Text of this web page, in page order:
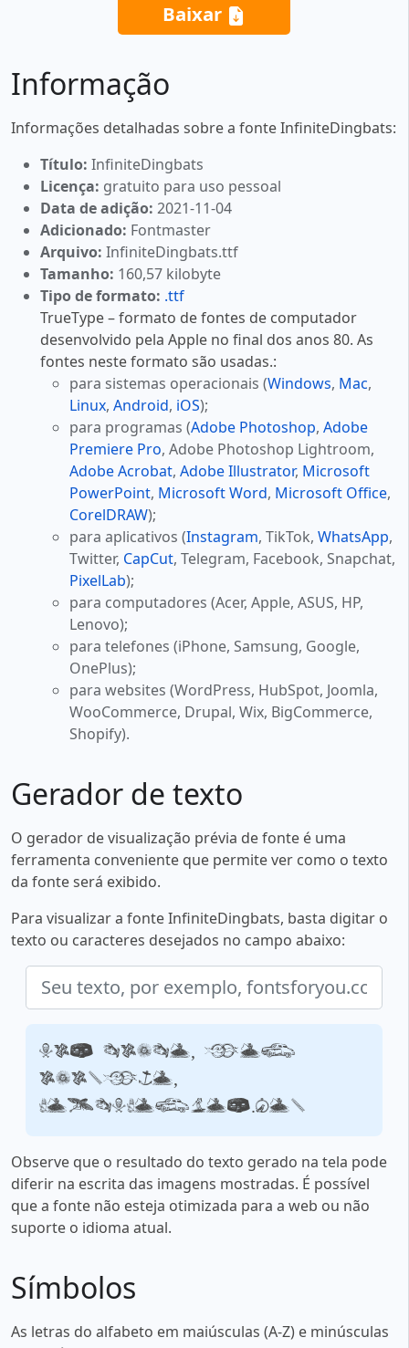
Baixar
Informação
Informações detalhadas sobre a fonte InfiniteDingbats:
Título: InfiniteDingbats
Licença: gratuito para uso pessoal
Data de adição: 2021-11-04
Adicionado: Fontmaster
Arquivo: InfiniteDingbats.ttf
Tamanho: 160,57 kilobyte
Tipo de formato: .ttf
TrueType – formato de fontes de computador
desenvolvido pela Apple no final dos anos 80. As
fontes neste formato são usadas.:
para sistemas operacionais (Windows, Mac,
Linux, Android, iOS);
para programas (Adobe Photoshop, Adobe
Premiere Pro, Adobe Photoshop Lightroom,
Adobe Acrobat, Adobe Illustrator, Microsoft
PowerPoint, Microsoft Word, Microsoft Office,
CorelDRAW);
para aplicativos (Instagram, TikTok, WhatsApp,
Twitter, CapCut, Telegram, Facebook, Snapchat,
PixelLab);
para computadores (Acer, Apple, ASUS, HP,
Lenovo);
para telefones (iPhone, Samsung, Google,
OnePlus);
para websites (WordPress, HubSpot, Joomla,
WooCommerce, Drupal, Wix, BigCommerce,
Shopify).
Gerador de texto
O gerador de visualização prévia de fonte é uma
ferramenta conveniente que permite ver como o texto
da fonte será exibido.
Para visualizar a fonte InfiniteDingbats, basta digitar o
texto ou caracteres desejados no campo abaixo:
Seu texto, por
exemplo,
fontsforyou.com
Observe que o resultado do texto gerado na tela pode
diferir na escrita das imagens mostradas. É possível
que a fonte não esteja otimizada para a web ou não
suporte o idioma atual.
Símbolos
As letras do alfabeto em maiúsculas (A-Z) e minúsculas